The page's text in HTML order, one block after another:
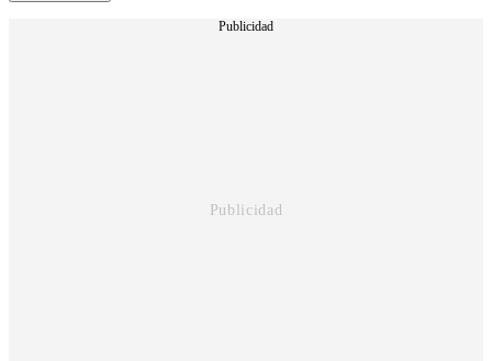
Publicidad